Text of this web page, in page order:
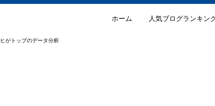
ホーム 人気ブログランキン
がトップのデータ分析